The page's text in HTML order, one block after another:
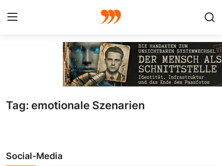
Galerie
Redaktion
Tag: emotionale Szenarien
Social-Media